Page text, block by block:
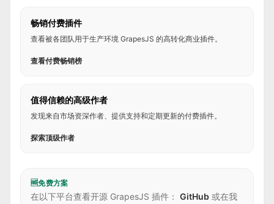
畅销付费插件
查看被各团队用于生产环境 GrapesJS 的高转化商业插件。
查看付费畅销榜
值得信赖的高级作者
发现来自市场资深作者、提供支持和定期更新的付费插件。
探索顶级作者
🆓免费方案
在以下平台查看开源 GrapesJS 插件： GitHub 或在我